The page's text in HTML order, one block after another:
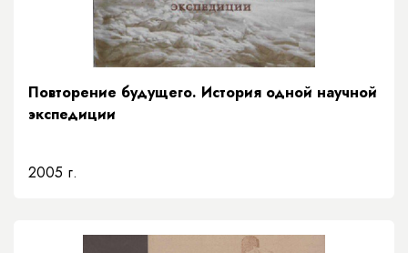
Повторение будущего. История одной научной
экспедиции
2005 г.